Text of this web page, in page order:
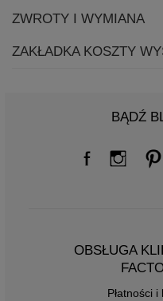
ZWROTY I WYMIANA
ZAKŁADKA KOSZTY
BĄDŹ
OBSŁUGA
Płatności